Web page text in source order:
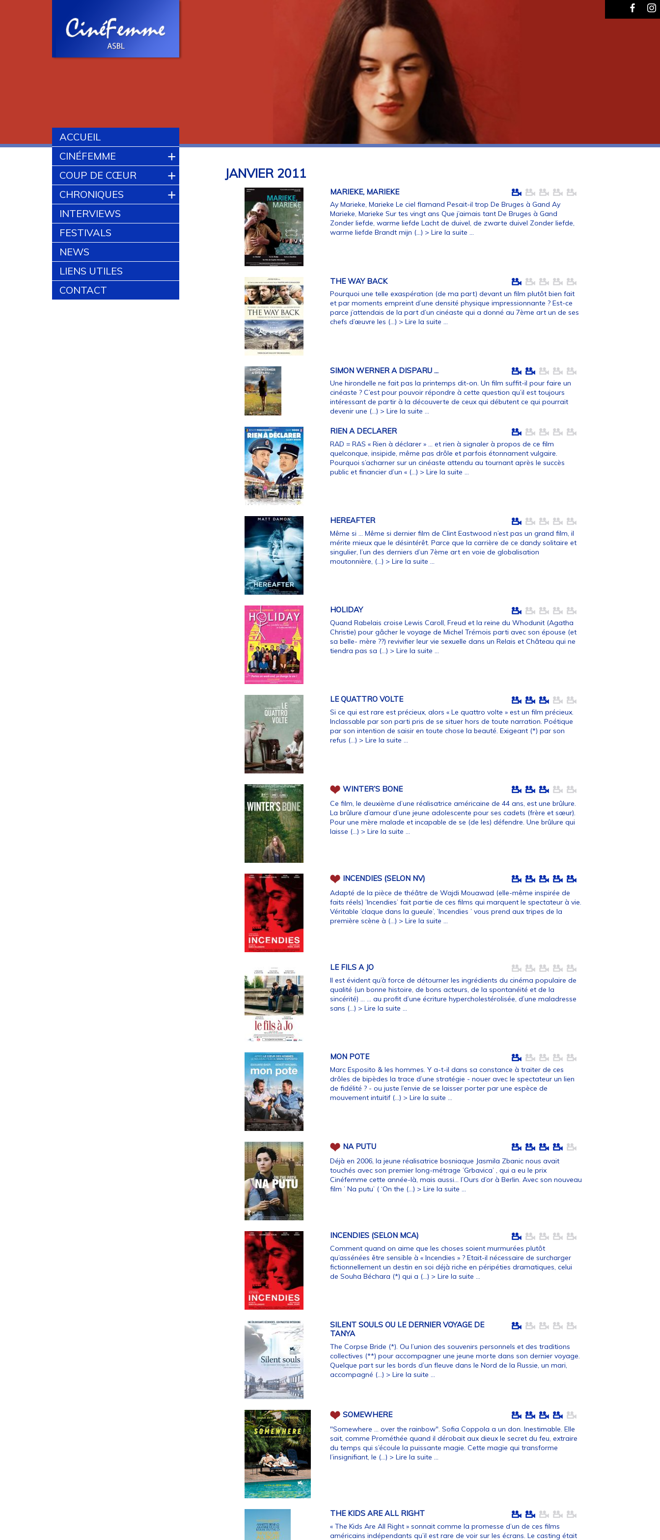
ACCUEIL
CINÉFEMME
+
COUP DE CŒUR +
CHRONIQUES +
INTERVIEWS
FESTIVALS
NEWS
LIENS UTILES
CONTACT
JANVIER2011
MARIEKE, MARIEKE
Ay Marieke, Marieke Le ciel flamand Pesait-il trop De Bruges à Gand Ay
Marieke, Marieke Sur tes vingt ans Que j’aimais tant De Bruges à Gand
Zonder liefde, warme liefde Lacht de duivel, de zwarte duivel Zonder liefde,
warme liefde Brandt mijn (…) > Lire la suite ...
THE WAY BACK
Pourquoi une telle exaspération (de ma part) devant un film plutôt bien fait
et par moments empreint d’une densité physique impressionnante ? Est-ce
parce j’attendais de la part d’un cinéaste qui a donné au 7ème art un de ses
chefs d’œuvre les (…) > Lire la suite ...
SIMON WERNER A DISPARU ...
Une hirondelle ne fait pas la printemps dit-on. Un film suffit-il pour faire un
cinéaste ? C’est pour pouvoir répondre à cette question qu’il est toujours
intéressant de partir à la découverte de ceux qui débutent ce qui pourrait
devenir une (…) > Lire la suite ...
RIEN A DECLARER
RAD = RAS « Rien à déclarer » … et rien à signaler à propos de ce film
quelconque, insipide, même pas drôle et parfois étonnament vulgaire.
Pourquoi s’acharner sur un cinéaste attendu au tournant après le succès
public et financier d’un « (…) > Lire la suite ...
HEREAFTER
Même si … Même si dernier film de Clint Eastwood n’est pas un grand film, il
mérite mieux que le désintérêt. Parce que la carrière de ce dandy solitaire et
singulier, l’un des derniers d’un 7ème art en voie de globalisation
moutonnière, (…) > Lire la suite ...
HOLIDAY
Quand Rabelais croise Lewis Caroll, Freud et la reine du Whodunit (Agatha
Christie) pour gâcher le voyage de Michel Trémois parti avec son épouse (et
sa belle- mère ??) revivifier leur vie sexuelle dans un Relais et Château qui ne
tiendra pas sa (…) > Lire la suite ...
LE QUATTRO VOLTE
Si ce qui est rare est précieux, alors « Le quattro volte » est un film précieux.
Inclassable par son parti pris de se situer hors de toute narration. Poétique
par son intention de saisir en toute chose la beauté. Exigeant (*) par son
refus (…) > Lire la suite ...
WINTER’S BONE
Ce film, le deuxième d’une réalisatrice américaine de 44 ans, est une brûlure.
La brûlure d’amour d’une jeune adolescente pour ses cadets (frère et sœur).
Pour une mère malade et incapable de se (de les) défendre. Une brûlure qui
laisse (…) > Lire la suite ...
INCENDIES (SELON NV)
Adapté de la pièce de théâtre de Wajdi Mouawad (elle-même inspirée de
faits réels) ’Incendies’ fait partie de ces films qui marquent le spectateur à vie.
Véritable ’claque dans la gueule’, ’Incendies ’ vous prend aux tripes de la
première scène à (…) > Lire la suite ...
LE FILS A JO
Il est évident qu’à force de détourner les ingrédients du cinéma populaire de
qualité (un bonne histoire, de bons acteurs, de la spontanéité et de la
sincérité) ... ... au profit d’une écriture hypercholestérolisée, d’une maladresse
sans (…) > Lire la suite ...
MON POTE
Marc Esposito & les hommes. Y a-t-il dans sa constance à traiter de ces
drôles de bipèdes la trace d’une stratégie - nouer avec le spectateur un lien
de fidélité ? - ou juste l’envie de se laisser porter par une espèce de
mouvement intuitif (…) > Lire la suite ...
NA PUTU
Déjà en 2006, la jeune réalisatrice bosniaque Jasmila Zbanic nous avait
touchés avec son premier long-métrage ’Grbavica’ , qui a eu le prix
Cinéfemme cette année-là, mais aussi... l’Ours d’or à Berlin. Avec son nouveau
film ’ Na putu’ ( ‘On the (…) > Lire la suite ...
INCENDIES (SELON MCA)
Comment quand on aime que les choses soient murmurées plutôt
qu’assénées être sensible à « Incendies » ? Etait-il nécessaire de surcharger
fictionnellement un destin en soi déjà riche en péripéties dramatiques, celui
de Souha Béchara (*) qui a (…) > Lire la suite ...
SILENT SOULS OU LE DERNIER VOYAGE DE
TANYA
The Corpse Bride (*). Ou l’union des souvenirs personnels et des traditions
collectives (**) pour accompagner une jeune morte dans son dernier voyage.
Quelque part sur les bords d’un fleuve dans le Nord de la Russie, un mari,
accompagné (…) > Lire la suite ...
SOMEWHERE
"Somewhere … over the rainbow". Sofia Coppola a un don. Inestimable. Elle
sait, comme Prométhée quand il dérobait aux dieux le secret du feu, extraire
du temps qui s’écoule la puissante magie. Cette magie qui transforme
l’insignifiant, le (…) > Lire la suite ...
THE KIDS ARE ALL RIGHT
« The Kids Are All Right » sonnait comme la promesse d’un de ces films
américains indépendants qu’il est rare de voir sur les écrans. Le casting était